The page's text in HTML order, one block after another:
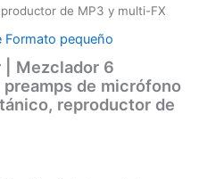
de MP3 y multi-FX
Formato pequeño
| Mezclador 6
de micrófono
reproductor de